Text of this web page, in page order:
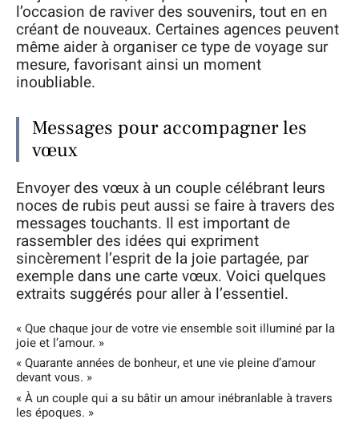
l’occasion de raviver des souvenirs, tout en en
créant de nouveaux. Certaines agences peuvent
même aider à organiser ce type de voyage sur
mesure, favorisant ainsi un moment
inoubliable.
Messages pour accompagner les
vœux
Envoyer des vœux à un couple célébrant leurs
noces de rubis peut aussi se faire à travers des
messages touchants. Il est important de
rassembler des idées qui expriment
sincèrement l’esprit de la joie partagée, par
exemple dans une carte vœux. Voici quelques
extraits suggérés pour aller à l’essentiel.
« Que chaque jour de votre vie ensemble soit illuminé par la
joie et l’amour. »
« Quarante années de bonheur, et une vie pleine d’amour
devant vous. »
« À un couple qui a su bâtir un amour inébranlable à travers
les époques. »